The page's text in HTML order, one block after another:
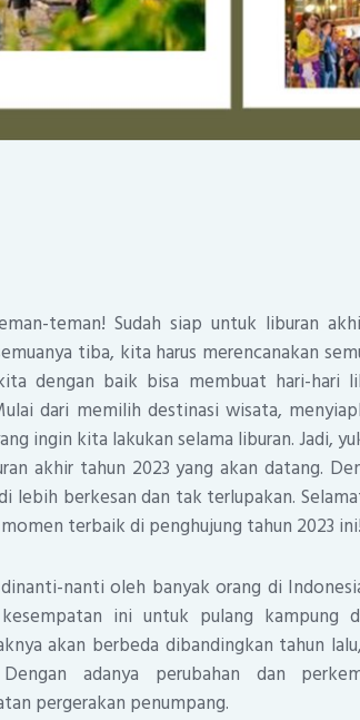
teman! Sudah siap untuk liburan
tiba, kita harus merencanakan
dengan baik bisa membuat hari-hari
dari memilih destinasi wisata,
ingin kita lakukan selama liburan. Jadi,
akhir tahun 2023 yang akan datang.
lebih berkesan dan tak terlupakan.
terbaik di penghujung tahun 2023 ini!
nanti oleh banyak orang di
ini untuk pulang kampung
akan berbeda dibandingkan tahun
adanya perubahan dan
pergerakan penumpang.